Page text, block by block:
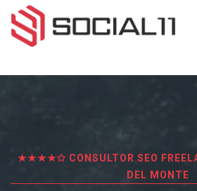
★★★★✩ CONSULTOR SEO
DEL MONTE